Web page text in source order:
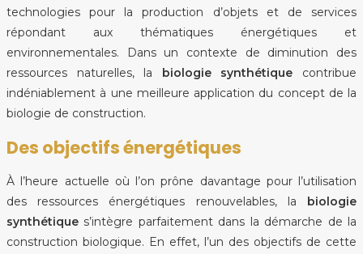
technologies pour la production d’objets et de services
répondant aux thématiques énergétiques et
environnementales. Dans un contexte de diminution des
ressources naturelles, la biologie synthétique contribue
indéniablement à une meilleure application du concept de la
biologie de construction.
Des objectifs énergétiques
À l’heure actuelle où l’on prône davantage pour l’utilisation
des ressources énergétiques renouvelables, la
biologie
synthétique s’intègre parfaitement dans la démarche de la
construction biologique. En effet, l’un des objectifs de cette